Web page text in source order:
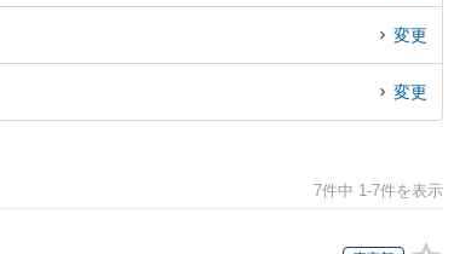
変更
変更
7件中 1-7件を表示